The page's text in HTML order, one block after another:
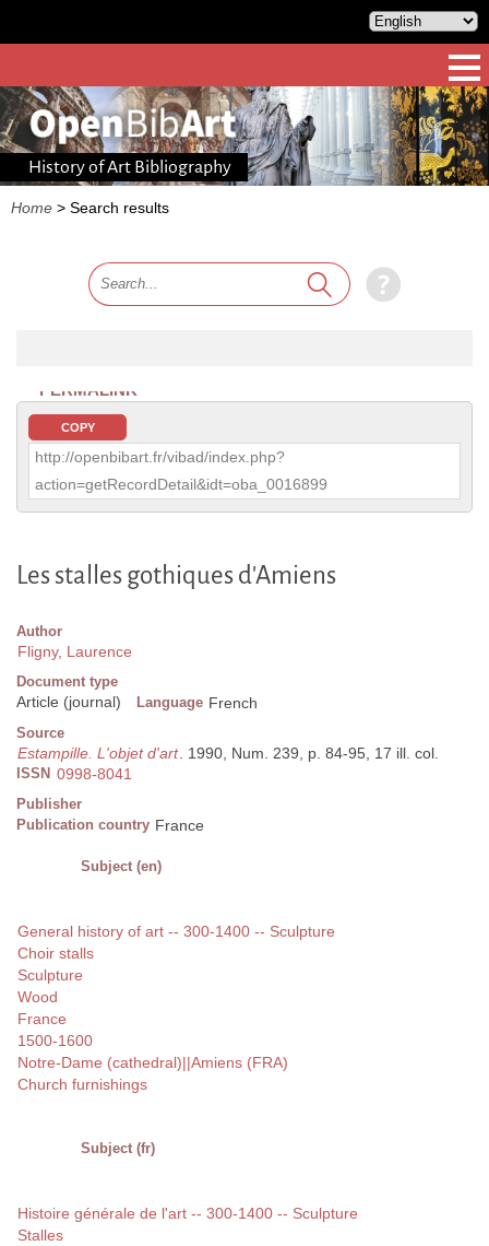
History of Art Bibliography
Home > Search results
PERMALINK
COPY
http://openbibart.fr/vibad/index.php?
action=getRecordDetail&idt=oba_0016899
Les stalles gothiques d'Amiens
Author
Fligny, Laurence
Document type
Article (journal) Language French
Source
Estampille. L'objet d'art. 1990, Num. 239, p. 84-95, 17 ill. col.
ISSN 0998-8041
Publisher
Publication country France
Subject (en)
General history of art -- 300-1400 -- Sculpture
Choir stalls
Sculpture
Wood
France
1500-1600
Notre-Dame (cathedral)||Amiens (FRA)
Church furnishings
Subject (fr)
Histoire générale de l'art -- 300-1400 -- Sculpture
Stalles